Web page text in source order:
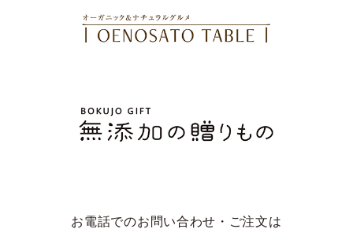
お電話でのお問い合わせ・ご注文は